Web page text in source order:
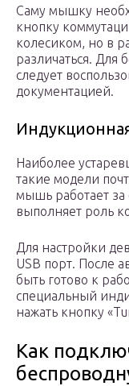
Саму мышку
кнопку
колесиком, но в
различаться.
следует
документацией.
Наиболее
такие модели
мышь работает за
выполняет роль
Для настройки
USB порт. После
быть готово к
специальный
нажать кнопку
Как